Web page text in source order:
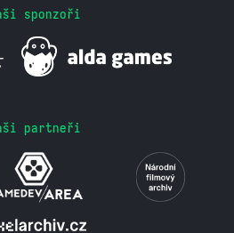
sponzoři
partneři